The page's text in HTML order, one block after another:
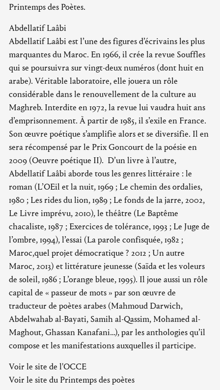
Printemps des Poètes.
Abdellatif Laâbi
Abdellatif Laâbi est l’une des figures d’écrivains les plus
marquantes du Maroc. En 1966, il crée la revue Souffles
qui se poursuivra sur vingt-deux numéros (dont huit en
arabe). Véritable laboratoire, elle jouera un rôle
considérable dans le renouvellement de la culture au
Maghreb. Interdite en 1972, la revue lui vaudra huit ans
d’emprisonnement. À partir de 1985, il s’exile en France.
Son œuvre poétique s’amplifie alors et se diversifie. Il en
sera récompensé par le Prix Goncourt de la poésie en
2009 (Oeuvre poétique II). D’un livre à l’autre,
Abdellatif Laâbi aborde tous les genres littéraire : le
roman (L’OEil et la nuit, 1969 ; Le chemin des ordalies,
1980 ; Les rides du lion, 1989 ; Le fonds de la jarre, 2002,
Le Livre imprévu, 2010), le théâtre (Le Baptême
chacaliste, 1987 ; Exercices de tolérance, 1993 ; Le Juge de
l’ombre, 1994), l’essai (La parole confisquée, 1982 ;
Maroc,quel projet démocratique ? 2012 ; Un autre
Maroc, 2013) et littérature jeunesse (Saïda et les voleurs
de soleil, 1986 ; L’orange bleue, 1995). Il joue aussi un rôle
capital de « passeur de mots » par son œuvre de
traducteur de poètes arabes (Mahmoud Darwich,
Abdelwahab al-Bayati, Samih al-Qassim, Mohamed al-
Maghout, Ghassan Kanafani…), par les anthologies qu’il
compose et les manifestations auxquelles il participe.
Voir le site de l'OCCE
Voir le site du Printemps des poètes